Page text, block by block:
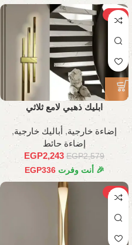
-13%
ابليك ذهبي لامع ثلاثي
إضاءة خارجية, أباليك خارجية,
إضاءة حائط
EGP2,579
EGP2,243
🎉 أنت وفرت EGP336
-26%